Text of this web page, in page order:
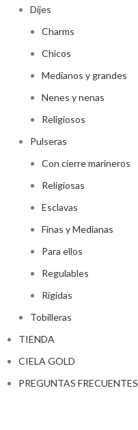
Dijes
Charms
Chicos
Medianos y grandes
Nenes y nenas
Religiosos
Pulseras
Con cierre marineros
Religiosas
Esclavas
Finas y Medianas
Para ellos
Regulables
Rígidas
Tobilleras
TIENDA
CIELA GOLD
PREGUNTAS FRECUENTES